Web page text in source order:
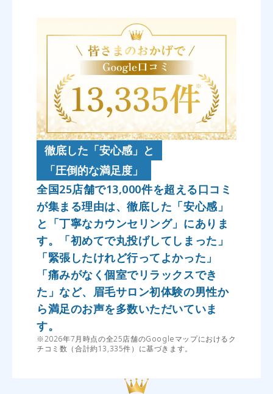
徹底した「安心感」と
「圧倒的な満足度」
全国25店舗で13,000件を超える口コミ
が集まる理由は、徹底した「安心感」
と「丁寧なカウンセリング」にありま
す。「初めてで丸投げしてしまった」
「緊張したけれど行ってよかった」
「痛みがなく個室でリラックスでき
た」など、眉毛サロン初体験の男性か
ら満足のお声を多数いただいていま
す。
※2026年7月時点の全25店舗のGoogleマップにおけるク
チコミ数（合計約13,335件）に基づきます。